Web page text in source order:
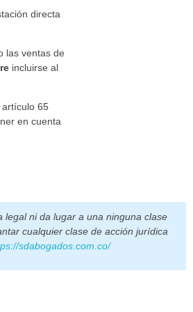
directa
las ventas de
incluirse al
65
en cuenta
legal ni da lugar a una ninguna clase
cualquier clase de acción jurídica
sdabogados.com.co/